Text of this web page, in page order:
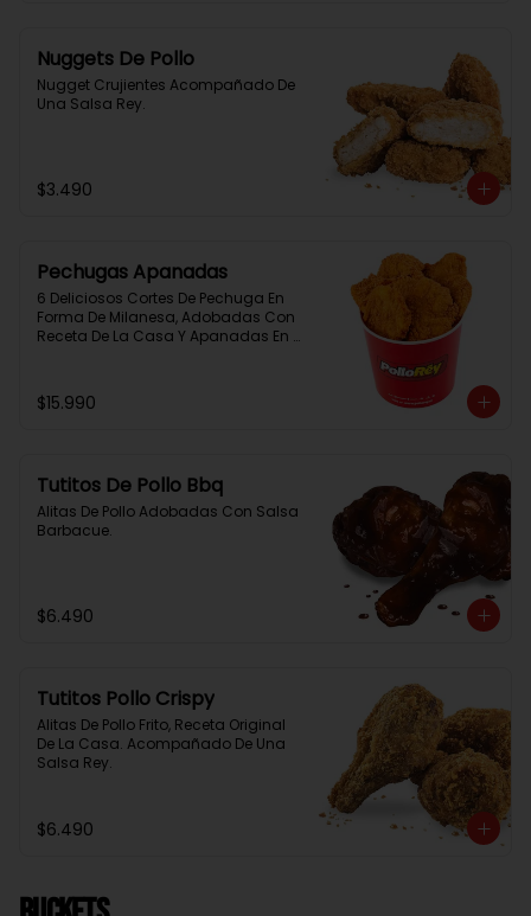
Nuggets De Pollo
Nugget Crujientes Acompañado De
Una Salsa Rey.
$3.490
Pechugas Apanadas
6 Deliciosos Cortes De Pechuga En
Forma De Milanesa, Adobadas Con
Receta De La Casa Y Apanadas En
$15.990
Tutitos De Pollo Bbq
Alitas De Pollo Adobadas Con Salsa
Barbacue.
$6.490
Tutitos Pollo Crispy
Alitas De Pollo Frito, Receta Original
De La Casa. Acompañado De Una
Salsa Rey.
$6.490